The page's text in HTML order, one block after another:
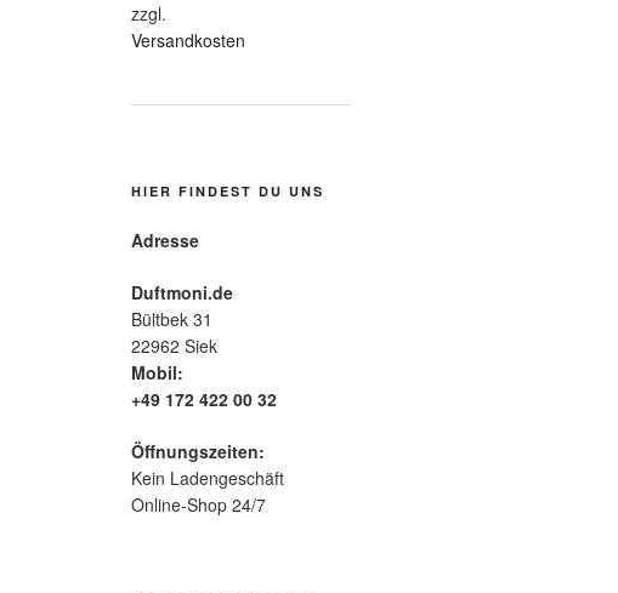
zzgl.
Versandkosten
HIER FINDEST DU UNS
Adresse
Duftmoni.de
Bültbek 31
22962 Siek
Mobil:
+49 172 422 00 32
Öffnungszeiten:
Kein Ladengeschäft
Online-Shop 24/7